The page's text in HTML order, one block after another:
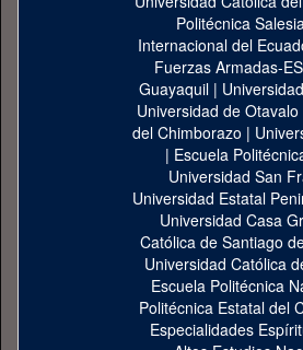
Politécnica
Internacional del
Fuerzas Armadas-
Guayaquil|
Universidad de Otavalo
del Chimborazo |
| Escuela
Universidad San
Universidad Estatal
Universidad Casa
Católica de Santiago
Universidad Católica
Escuela Politécnica
Politécnica Estatal del
Especialidades